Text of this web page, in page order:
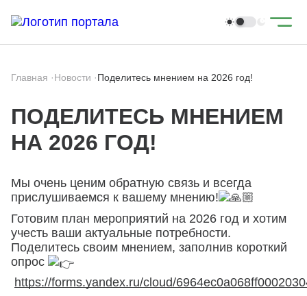
Главная ·Новости ·Поделитесь мнением на 2026 год!
ПОДЕЛИТЕСЬ МНЕНИЕМ
НА 2026 ГОД!
Мы очень ценим обратную связь и всегда
прислушиваемся к вашему мнению!
Готовим план мероприятий на 2026 год и хотим
учесть ваши актуальные потребности.
Поделитесь своим мнением, заполнив короткий
опрос
https://forms.yandex.ru/cloud/